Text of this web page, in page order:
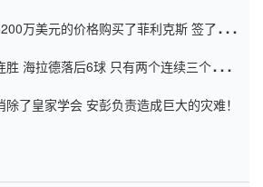
万美元的价格购买了菲利克斯 签了7年
海拉德落后6球 只有两个连续三个连续
了皇家学会 安彭负责造成巨大的灾难！